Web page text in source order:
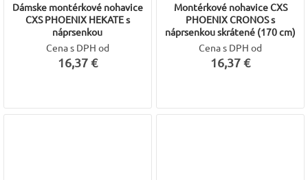
Dámske montérkové nohavice
CXS PHOENIX HEKATE s
náprsenkou
Cena s DPH od
16,37 €
Montérkové nohavice CXS
PHOENIX CRONOS s
náprsenkou skrátené (170 cm)
Cena s DPH od
16,37 €